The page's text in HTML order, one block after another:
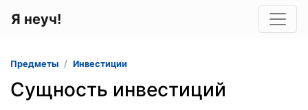
Я неуч!
Предметы Инвестиции
Сущность инвестиций